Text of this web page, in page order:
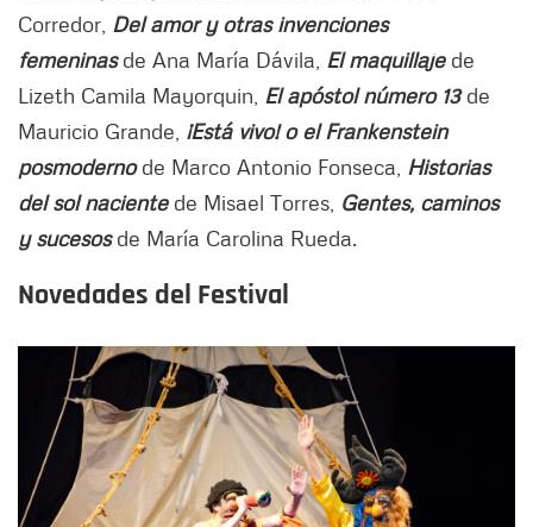
Corredor, Del amor y otras invenciones
femeninasde Ana María Dávila, El maquillajede
Lizeth Camila Mayorquin, El apóstol número 13de
Mauricio Grande, ¡Está vivo! o el Frankenstein
posmodernode Marco Antonio Fonseca, Historias
del sol nacientede Misael Torres, Gentes, caminos
y sucesosde María Carolina Rueda.
Novedades del Festival